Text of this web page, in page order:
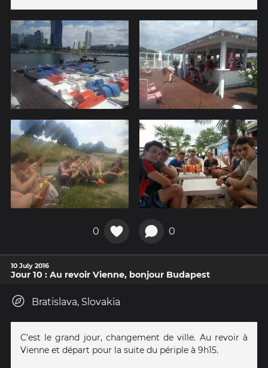
0 0
10 July 2016
Jour 10 : Au revoir Vienne, bonjour Budapest
Bratislava, Slovakia
C'est le grand jour, changement de ville. Au revoir à
Vienne et départ pour la suite du périple à 9h15.